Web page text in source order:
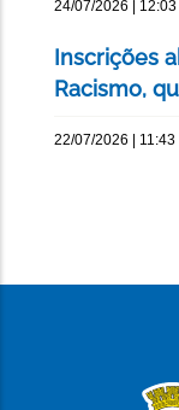
24/07/2026 | 12:03
Inscrições
Racismo,
22/07/2026 | 11:43